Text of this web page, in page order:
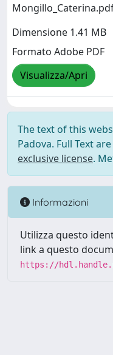
Dimensione 1.41 MB
Formato Adobe PDF
Visualizza/Apri
The text of this
Padova. Full Text
exclusive license.
Informazioni
Utilizza questo
link a questo
https://